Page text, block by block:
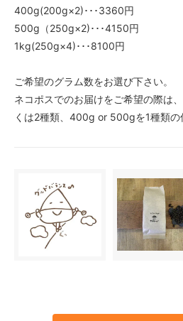
250g
400g
1kg
400g(200g×2)･･･3360円
500g（250g×2)･･･4150円
1kg(250g×4)･･･8100円
ご希望のグラム数をお選び下さい。
ネコポスでのお届けをご希望の際は
くは2種類、400g or 500gを1種類の